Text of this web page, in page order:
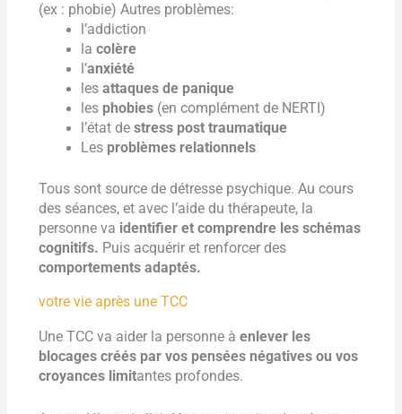
(ex : phobie) Autres problèmes:
l’addiction
la colère
l’anxiété
les attaques de panique
les phobies(en complément de NERTI)
l’état destress post traumatique
Les problèmes relationnels
Tous sont source de détresse psychique. Au cours
des séances, et avec l’aide du thérapeute, la
personne va identifier et comprendre les schémas
cognitifs. Puis acquérir et renforcer des
comportements adaptés.
votre vie après une TCC
Une TCC va aider la personne à enlever les
blocages créés par vos pensées négatives ou vos
croyances limitantes profondes.